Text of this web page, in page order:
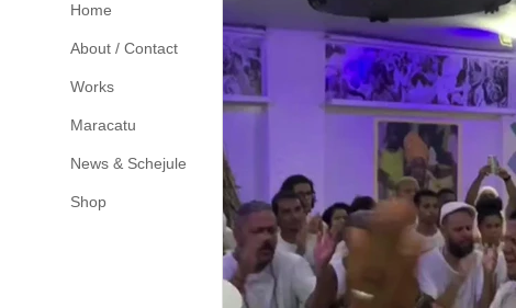
Home
About / Contact
Works
Maracatu
News & Schejule
Shop